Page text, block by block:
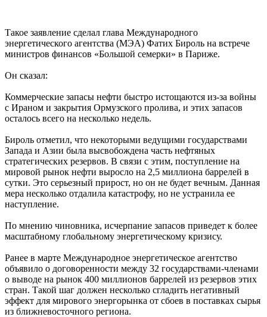
Такое заявление сделал глава Международного
энергетического агентства (МЭА) Фатих Бироль на встрече
министров финансов «Большой семерки» в Париже.
Он сказал:
Коммерческие запасы нефти быстро истощаются из-за войны
с Ираном и закрытия Ормузского пролива, и этих запасов
осталось всего на несколько недель.
Бироль отметил, что некоторыми ведущими государствами
Запада и Азии была высвобождена часть нефтяных
стратегических резервов. В связи с этим, поступление на
мировой рынок нефти выросло на 2,5 миллиона баррелей в
сутки. Это серьезный прирост, но он не будет вечным. Данная
мера несколько отдалила катастрофу, но не устранила ее
наступление.
По мнению чиновника, исчерпание запасов приведет к более
масштабному глобальному энергетическому кризису.
Ранее в марте Международное энергетическое агентство
объявило о договоренности между 32 государствами-членами
о выводе на рынок 400 миллионов баррелей из резервов этих
стран. Такой шаг должен несколько сгладить негативный
эффект для мирового энергорынка от сбоев в поставках сырья
из ближневосточного региона.